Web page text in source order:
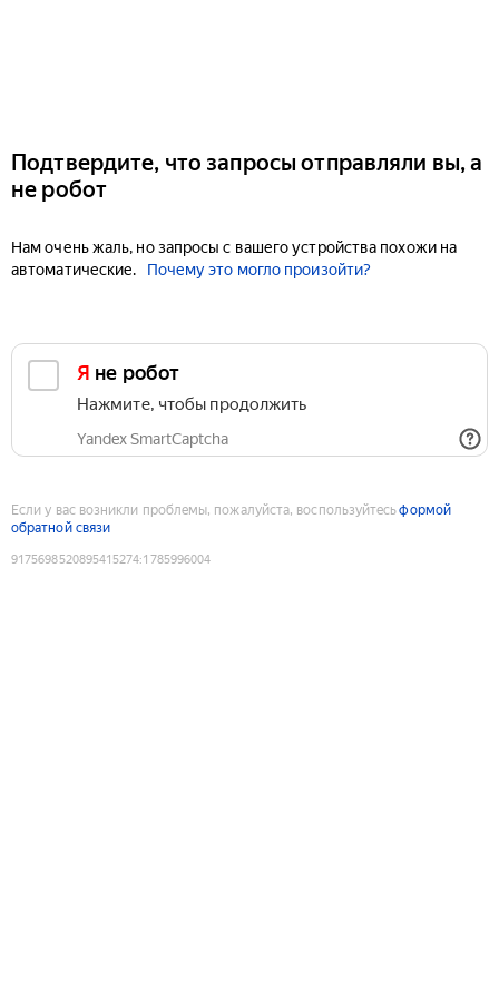
Подтвердите, что запросы отправляли вы, а
не робот
Нам очень жаль, но запросы с вашего устройства похожи на
автоматические.
Почему это могло произойти?
Я не робот
Нажмите, чтобы продолжить
Yandex SmartCaptcha
Если у вас возникли проблемы, пожалуйста, воспользуйтесьформой
обратной связи
9175698520895415274:1785996004